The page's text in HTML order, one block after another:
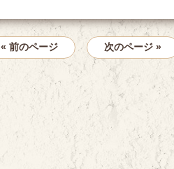
« 前のページ 次のページ »